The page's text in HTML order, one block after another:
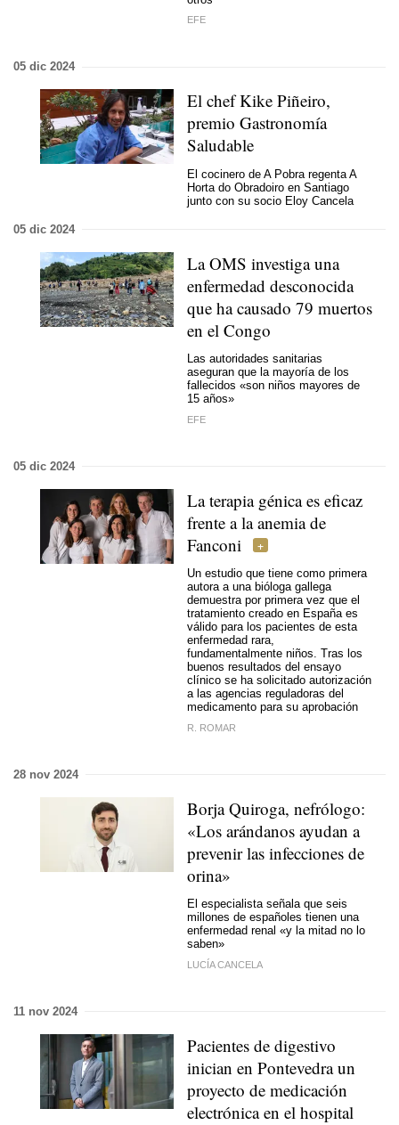
EFE
05 dic 2024
El chef Kike Piñeiro,
premio Gastronomía
Saludable
El cocinero de A Pobra regenta A
Horta do Obradoiro en Santiago
junto con su socio Eloy Cancela
05 dic 2024
La OMS investiga una
enfermedad desconocida
que ha causado 79 muertos
en el Congo
Las autoridades sanitarias
aseguran que la mayoría de los
fallecidos «son niños mayores de
15 años»
EFE
05 dic 2024
La terapia génica es eficaz
frente a la anemia de
Fanconi
Un estudio que tiene como primera
autora a una bióloga gallega
demuestra por primera vez que el
tratamiento creado en España es
válido para los pacientes de esta
enfermedad rara,
fundamentalmente niños. Tras los
buenos resultados del ensayo
clínico se ha solicitado autorización
a las agencias reguladoras del
medicamento para su aprobación
R. ROMAR
28 nov 2024
Borja Quiroga, nefrólogo:
«Los arándanos ayudan a
prevenir las infecciones de
orina»
El especialista señala que seis
millones de españoles tienen una
enfermedad renal «y la mitad no lo
saben»
LUCÍA CANCELA
11 nov 2024
Pacientes de digestivo
inician en Pontevedra un
proyecto de medicación
electrónica en el hospital